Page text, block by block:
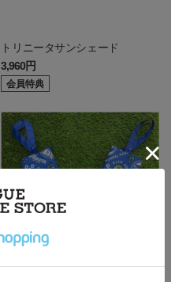
トリニータサンシェード
3,960円
会員特典